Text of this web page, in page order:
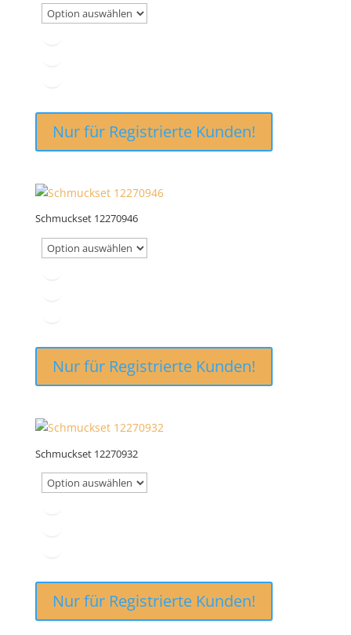
Nur für Registrierte Kunden!
Schmuckset 12270946
Nur für Registrierte Kunden!
Schmuckset 12270932
Nur für Registrierte Kunden!